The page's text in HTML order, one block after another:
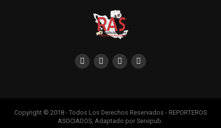
Copyright © 2018 - Todos Los Derechos Reservados - REPORTEROS
ASOCIADOS, Adaptado por Servipub.